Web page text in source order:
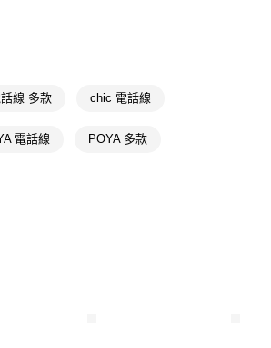
線 多款 chic 電話線
電話線 POYA 多款